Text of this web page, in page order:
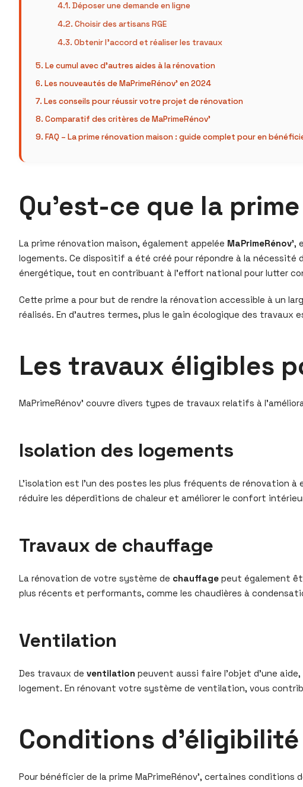
Déposer une demande en ligne
Choisir des artisans RGE
Obtenir l’accord et réaliser les travaux
Le cumul avec d’autres aides à la rénovation
Les nouveautés de MaPrimeRénov’ en 2024
Les conseils pour réussir votre projet de rénovation
Comparatif des critères de MaPrimeRénov’
FAQ – La prime rénovation maison : guide complet pour en
Qu’est-ce que la
La prime rénovation maison, également appelée MaPrimeRénov’,
logements. Ce dispositif a été créé pour répondre à la
énergétique, tout en contribuant à l’effort national pour lutter
Cette prime a pour but de rendre la rénovation accessible à un
réalisés. En d’autres termes, plus le gain écologique des
Les travaux éligibles
MaPrimeRénov’ couvre divers types de travaux relatifs à
Isolation des logements
L’isolation est l’un des postes les plus fréquents de rénovation
réduire les déperditions de chaleur et améliorer le confort
Travaux de chauffage
La rénovation de votre système de chauffage peut également
plus récents et performants, comme les chaudières à
Ventilation
Des travaux de ventilation peuvent aussi faire l’objet d’une
logement. En rénovant votre système de ventilation, vous
Conditions d’éligibilité
Pour bénéficier de la prime MaPrimeRénov’, certaines conditions